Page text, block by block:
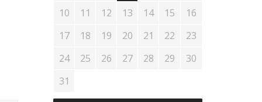
10
11 12 13 14 15
16
17
18 19 20 21 22
23
24
25 26 27 28 29
30
31